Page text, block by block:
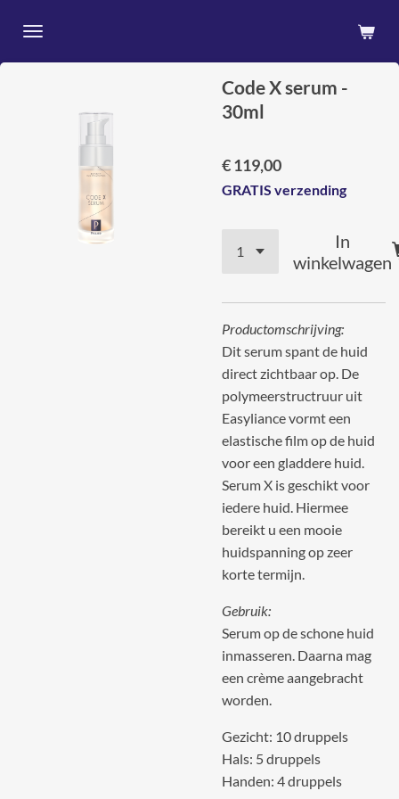
direct
naar
Code X serum -
30ml
€ 119,00
GRATIS verzending
In
winkelwagen
Productomschrijving:
Dit serum spant de huid
direct zichtbaar op. De
polymeerstructruur uit
Easyliance vormt een
elastische film op de huid
voor een gladdere huid.
Serum X is geschikt voor
iedere huid. Hiermee
bereikt u een mooie
huidspanning op zeer
korte termijn.
Gebruik:
Serum op de schone huid
inmasseren. Daarna mag
een crème aangebracht
worden.
Gezicht: 10 druppels
Hals: 5 druppels
Handen: 4 druppels